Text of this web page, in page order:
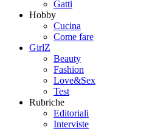
Gatti
Hobby
Cucina
Come fare
GirlZ
Beauty
Fashion
Love&Sex
Test
Rubriche
Editoriali
Interviste